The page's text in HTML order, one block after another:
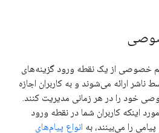
از یک نقطه ورود گزینه‌های
می‌شوند و به کاربران اجازه
را در هر زمانی مدیریت کنند.
کاربران شما در نقطه ورود
می‌بینند، بهانواع پیام‌های